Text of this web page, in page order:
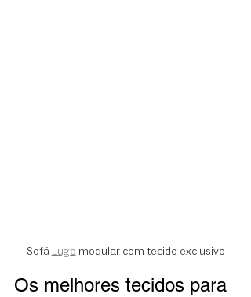
Sofá Lugo modular com tecido exclusivo
Os melhores tecidos para